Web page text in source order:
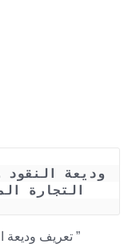
التجارة المصرى
” تعريف وديعة